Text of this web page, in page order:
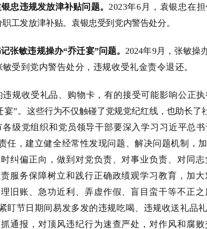
忠违规发放津补贴问题。2023年6月，袁银忠在
工发放津补贴。袁银忠受到党内警告处分。
张敏违规操办“乔迁宴”问题。2024年9月， 张敏操
敏受到党内警告处分， 违规收受礼金责令退还。
违规收受礼品、购物卡，有的接受可能影响公正
宴”。这些行为不仅触碰了党规党纪红线，也助长了
各级党组织和党员领导干部要深入学习习近平总
任，建立健全经常性发现问题、解决问题机制，
纠偏正向，做到对党负责、对事业负责、对同
服务保障树立和践行正确政绩观学习教育，加
旧账、急功近利、弄虚作假、盲目蛮干等不正
盯节日期间易发多发的违规吃喝、违规收送礼品礼
通报， 对顶风违纪行为速查严处，对作风和腐